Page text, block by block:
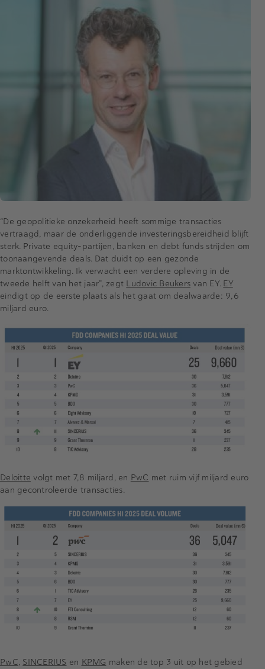
“De geopolitieke onzekerheid heeft sommige transacties
vertraagd, maar de onderliggende investeringsbereidheid blijft
sterk. Private equity-partijen, banken en debt funds strijden om
toonaangevende deals. Dat duidt op een gezonde
marktontwikkeling. Ik verwacht een verdere opleving in de
tweede helft van het jaar”, zegt Ludovic Beukers van EY. EY
eindigt op de eerste plaats als het gaat om dealwaarde: 9,6
miljard euro.
Deloitte volgt met 7,8 miljard, en PwC met ruim vijf miljard euro
aan gecontroleerde transacties.
PwC, SINCERIUS en KPMG maken de top 3 uit op het gebied